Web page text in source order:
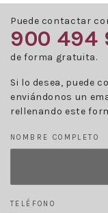
Puede contactar
900 494
de forma gratuita.
Si lo desea, puede
enviándonos un
rellenando este
NOMBRE COMPLETO
TELÉFONO